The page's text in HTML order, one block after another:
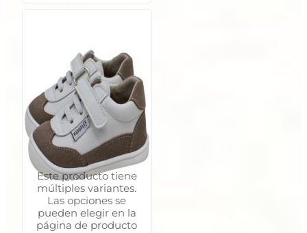
Este producto tiene
múltiples variantes.
Las opciones se
pueden elegir en la
página de producto